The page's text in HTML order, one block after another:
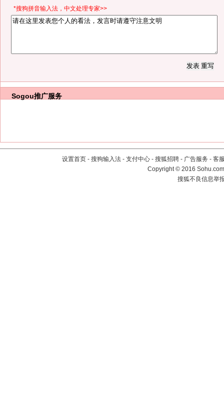
*搜狗拼音输入法，中文处理专家>>
Sogou推广服务
设置首页 - 搜狗输入法 - 支付中心 - 搜狐招聘 - 广告服务 - 客
Copyright©2016
搜狐不良信息举